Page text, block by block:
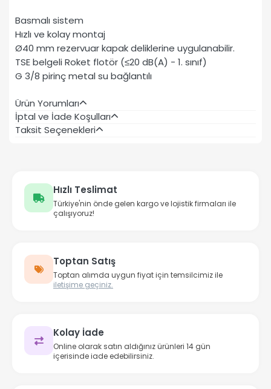
Basmalı sistem
Hızlı ve kolay montaj
Ø40 mm rezervuar kapak deliklerine uygulanabilir.
TSE belgeli Roket flotör (≤20 dB(A) - 1. sınıf)
G 3/8 pirinç metal su bağlantılı
Ürün Yorumları
İptal ve İade Koşulları
Taksit Seçenekleri
Hızlı Teslimat
Türkiye'nin önde gelen kargo ve lojistik firmaları ile
çalışıyoruz!
Toptan Satış
Toptan alımda uygun fiyat için temsilcimiz ile
iletişime geçiniz.
Kolay İade
Online olarak satın aldığınız ürünleri 14 gün
içerisinde iade edebilirsiniz.